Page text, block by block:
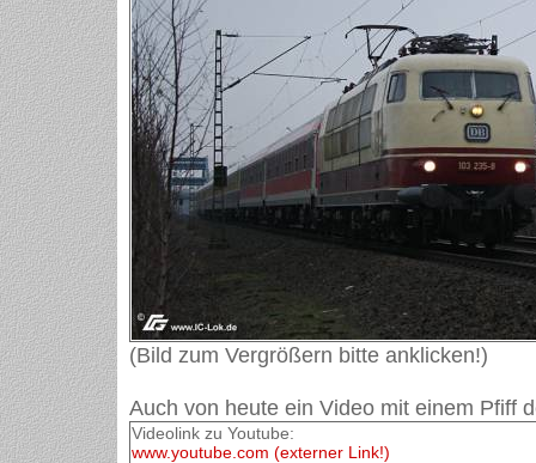
(Bild zum Vergrößern bitte anklicken!)
Auch von heute ein Video mit einem Pfiff
Videolink zu Youtube:
www.youtube.com (externer Link!)